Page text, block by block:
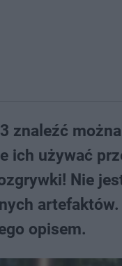
znaleźć
ich używać
Nie
opisem.